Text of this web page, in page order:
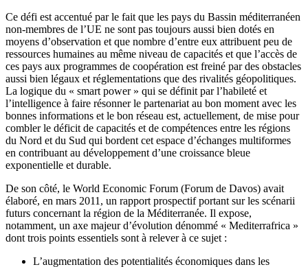
Ce défi est accentué par le fait que les pays du Bassin méditerranéen
non-membres de l’UE ne sont pas toujours aussi bien dotés en
moyens d’observation et que nombre d’entre eux attribuent peu de
ressources humaines au même niveau de capacités et que l’accès de
ces pays aux programmes de coopération est freiné par des obstacles
aussi bien légaux et réglementations que des rivalités géopolitiques.
La logique du « smart power » qui se définit par l’habileté et
l’intelligence à faire résonner le partenariat au bon moment avec les
bonnes informations et le bon réseau est, actuellement, de mise pour
combler le déficit de capacités et de compétences entre les régions
du Nord et du Sud qui bordent cet espace d’échanges multiformes
en contribuant au développement d’une croissance bleue
exponentielle et durable.
De son côté, le World Economic Forum (Forum de Davos) avait
élaboré, en mars 2011, un rapport prospectif portant sur les scénarii
futurs concernant la région de la Méditerranée. Il expose,
notamment, un axe majeur d’évolution dénommé « Mediterrafrica »
dont trois points essentiels sont à relever à ce sujet :
L’augmentation des potentialités économiques dans les